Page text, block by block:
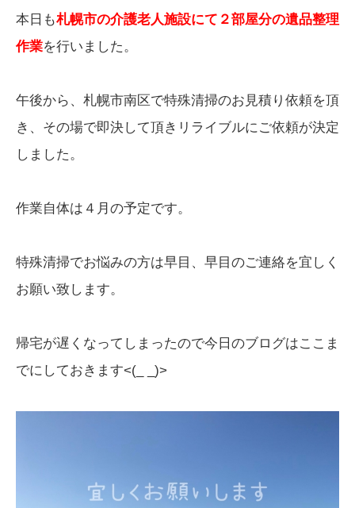
本日も札幌市の介護老人施設にて２部屋分の遺品整理
作業を行いました。
午後から、札幌市南区で特殊清掃のお見積り依頼を頂
き、その場で即決して頂きリライブルにご依頼が決定
しました。
作業自体は４月の予定です。
特殊清掃でお悩みの方は早目、早目のご連絡を宜しく
お願い致します。
帰宅が遅くなってしまったので今日のブログはここま
でにしておきます<(_ _)>